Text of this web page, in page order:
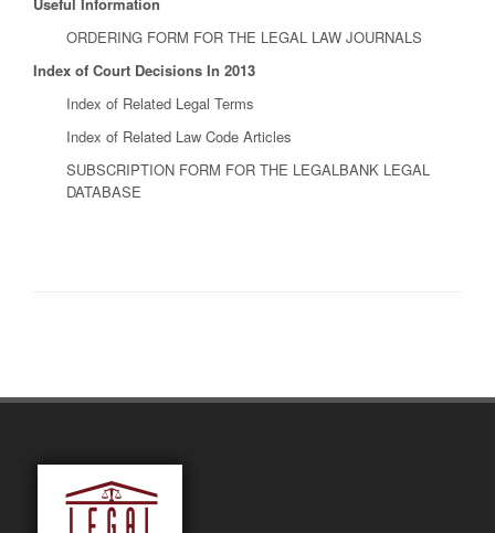
ORDERING FORM FOR THE LEGAL LAW JOURNALS
Index of Court Decisions In 2013
Index of Related Legal Terms
Index of Related Law Code Articles
SUBSCRIPTION FORM FOR THE LEGALBANK LEGAL
DATABASE